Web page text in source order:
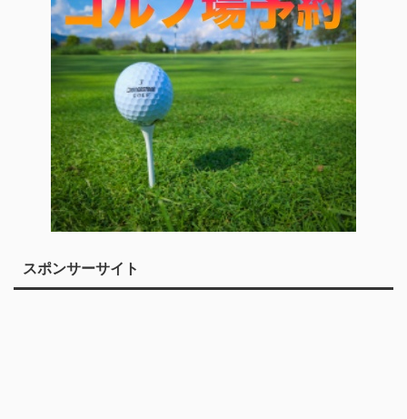
スポンサーサイト